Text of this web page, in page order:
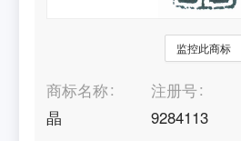
监控此商标
商标名称
晶
注册号
9284113